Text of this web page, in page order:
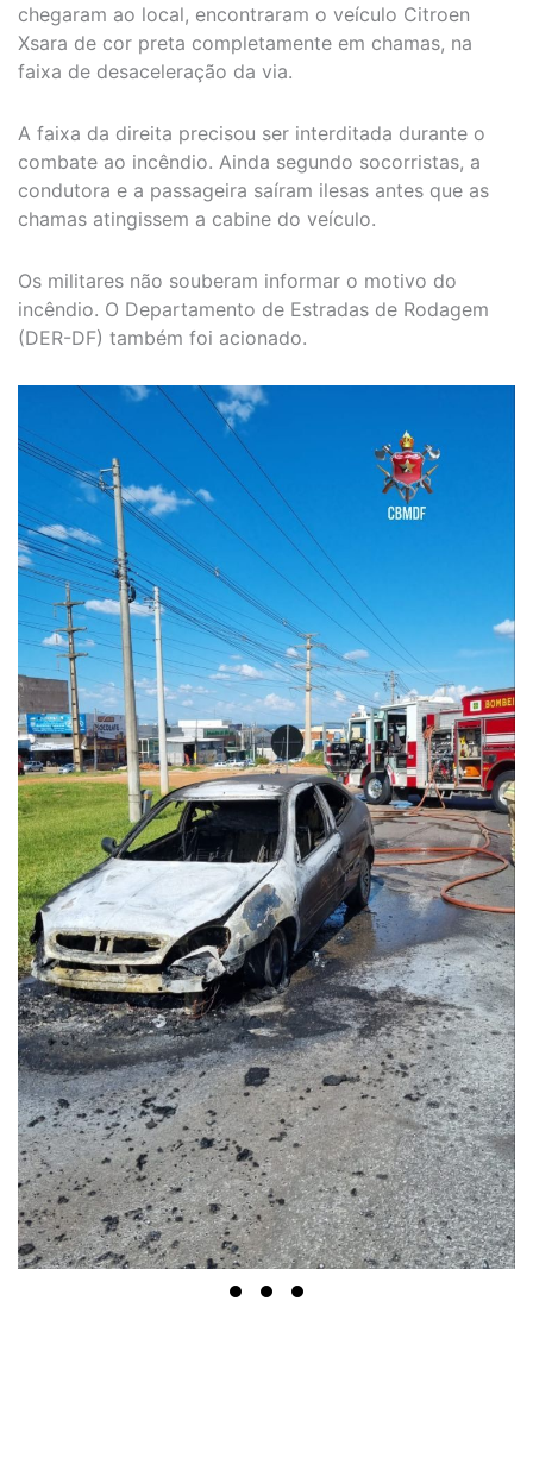
chegaram ao local, encontraram o veículo Citroen
Xsara de cor preta completamente em chamas, na
faixa de desaceleração da via.
A faixa da direita precisou ser interditada durante o
combate ao incêndio. Ainda segundo socorristas, a
condutora e a passageira saíram ilesas antes que as
chamas atingissem a cabine do veículo.
Os militares não souberam informar o motivo do
incêndio. O Departamento de Estradas de Rodagem
(DER-DF) também foi acionado.